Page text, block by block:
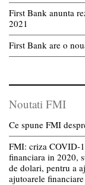
First Bank anunta
2021
First Bank are o
Noutati FMI
Ce spune FMI
FMI: criza COVID-
financiara in 2020,
de dolari, pentru a
ajutoarele